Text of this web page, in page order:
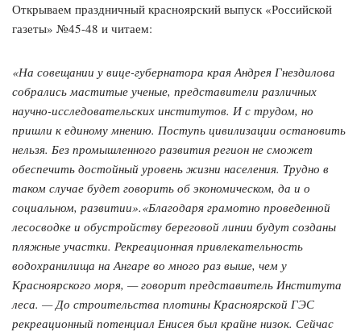
Открываем праздничный красноярский выпуск «Российской
газеты» №45-48 и читаем:
«На совещании у вице-губернатора края Андрея Гнездилова
собрались маститые ученые, представители различных
научно-исследовательских институтов. И с трудом, но
пришли к единому мнению. Поступь цивилизации остановить
нельзя. Без промышленного развития регион не сможет
обеспечить достойный уровень жизни населения. Трудно в
таком случае будет говорить об экономическом, да и о
социальном, развитии».«Благодаря грамотно проведенной
лесосводке и обустройству береговой линии будут созданы
пляжные участки. Рекреационная привлекательность
водохранилища на Ангаре во много раз выше, чем у
Красноярского моря, — говорит представитель Института
леса. — До строительства плотины Красноярской ГЭС
рекреационный потенциал Енисея был крайне низок. Сейчас